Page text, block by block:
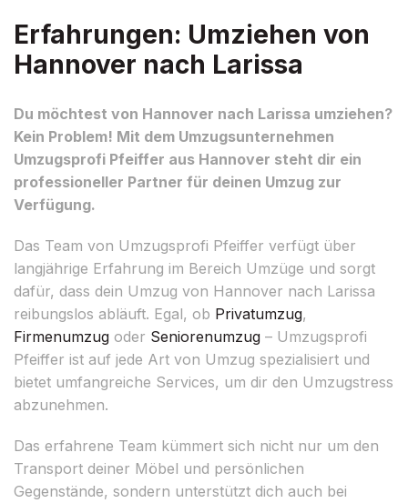
Erfahrungen: Umziehen von
Hannover nach Larissa
Du möchtest von Hannover nach Larissa umziehen?
Kein Problem! Mit dem Umzugsunternehmen
Umzugsprofi Pfeiffer aus Hannover steht dir ein
professioneller Partner für deinen Umzug zur
Verfügung.
Das Team von Umzugsprofi Pfeiffer verfügt über
langjährige Erfahrung im Bereich Umzüge und sorgt
dafür, dass dein Umzug von Hannover nach Larissa
reibungslos abläuft. Egal, ob Privatumzug,
Firmenumzug oder Seniorenumzug – Umzugsprofi
Pfeiffer ist auf jede Art von Umzug spezialisiert und
bietet umfangreiche Services, um dir den Umzugstress
abzunehmen.
Das erfahrene Team kümmert sich nicht nur um den
Transport deiner Möbel und persönlichen
Gegenstände, sondern unterstützt dich auch bei